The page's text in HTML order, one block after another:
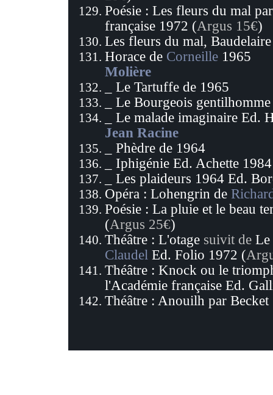
Poésie : Les fleurs du mal
française 1972 (Argus 15€)
Les fleurs du mal,
Horace de Corneille1965
Molière
_ Le Tartuffe de 1965
_ Le Bourgeois
_ Le malade imaginaire Ed.
Jean Racine
_ Phèdre de 1964
_ Iphigénie Ed. Achette
_ Les plaideurs 1964 Ed.
Opéra : Lohengrin de
Poésie : La pluie et le beau
(Argus 25€)
Théâtre : L'otage suivit deLe
ClaudelEd. Folio 1972 (
Théâtre : Knock ou le
l'Académie française Ed.
Théâtre : Anouilh par Becket